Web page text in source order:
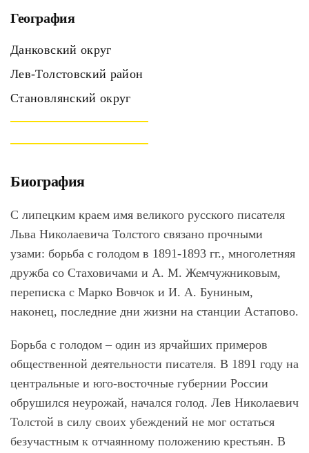
Биография
С липецким краем имя великого русского писателя
Льва Николаевича Толстого связано прочными
узами: борьба с голодом в 1891-1893 гг., многолетняя
дружба со Стаховичами и А. М. Жемчужниковым,
переписка с Марко Вовчок и И. А. Буниным,
наконец, последние дни жизни на станции Астапово.
Борьба с голодом – один из ярчайших примеров
общественной деятельности писателя. В 1891 году на
центральные и юго-восточные губернии России
обрушился неурожай, начался голод. Лев Николаевич
Толстой в силу своих убеждений не мог остаться
безучастным к отчаянному положению крестьян. В
География
Данковский округ
Лев-Толстовский район
Становлянский округ